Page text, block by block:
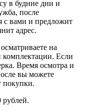
в будние дни и
после
с вами и предложит
адрес.
на
комплектации. Если
Время осмотра и
вы можете
покупки.
рублей.